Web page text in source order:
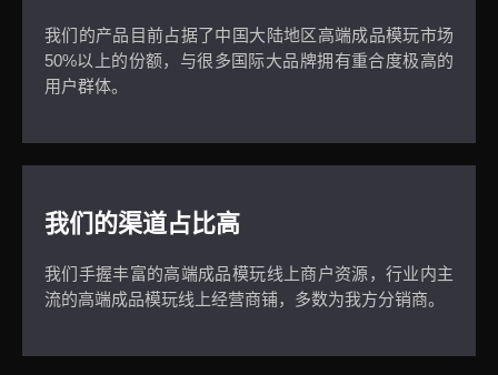
我们的产品目前占据了中国大陆地区高端成品模玩市场
50%以上的份额，与很多国际大品牌拥有重合度极高的
用户群体。
我们的渠道占比高
我们手握丰富的高端成品模玩线上商户资源，行业内主
流的高端成品模玩线上经营商铺，多数为我方分销商。